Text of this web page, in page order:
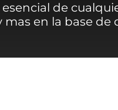
de
mas en la base